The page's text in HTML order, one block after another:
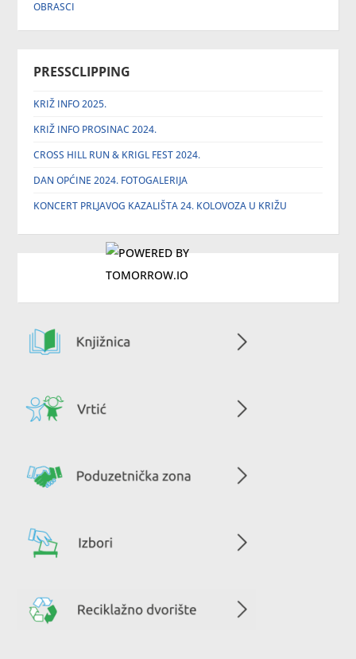
OBRASCI
PRESSCLIPPING
KRIŽ INFO 2025.
KRIŽ INFO PROSINAC 2024.
CROSS HILL RUN & KRIGL FEST 2024.
DAN OPĆINE 2024. FOTOGALERIJA
KONCERT PRLJAVOG KAZALIŠTA 24. KOLOVOZA U KRIŽU